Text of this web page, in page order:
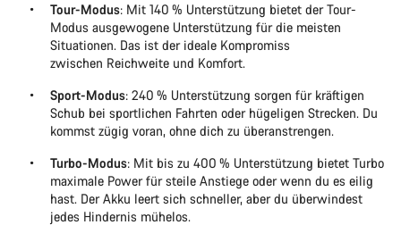
Tour-Modus: Mit 140 % Unterstützung bietet der Tour-
Modus ausgewogene Unterstützung für die meisten
Situationen. Das ist der ideale Kompromiss
zwischen Reichweite und Komfort.
Sport-Modus: 240 % Unterstützung sorgen für kräftigen
Schub bei sportlichen Fahrten oder hügeligen Strecken. Du
kommst zügig voran, ohne dich zu überanstrengen.
Turbo-Modus: Mit bis zu 400 % Unterstützung bietet Turbo
maximale Power für steile Anstiege oder wenn du es eilig
hast. Der Akku leert sich schneller, aber du überwindest
jedes Hindernis mühelos.